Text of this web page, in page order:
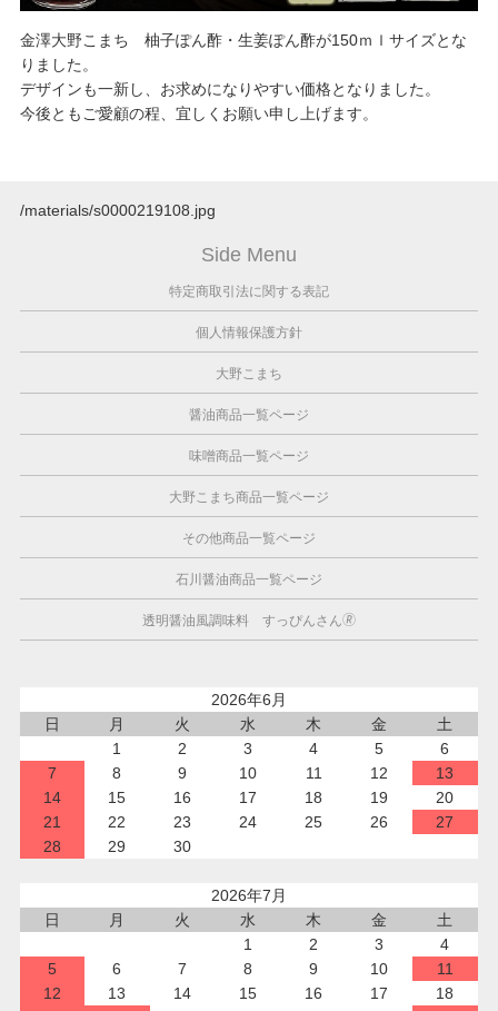
金澤大野こまち 柚子ぽん酢・生姜ぽん酢が150ｍｌサイズとな
りました。
デザインも一新し、お求めになりやすい価格となりました。
今後ともご愛顧の程、宜しくお願い申し上げます。
/materials/s0000219108.jpg
Side Menu
特定商取引法に関する表記
個人情報保護方針
大野こまち
醤油商品一覧ページ
味噌商品一覧ページ
大野こまち商品一覧ページ
その他商品一覧ページ
石川醤油商品一覧ページ
透明醤油風調味料 すっぴんさん🄬
2026年6月
日
月 火 水 木 金
土
1
2 3 4 5
6
7
8 9 10 11 12
13
14
15 16 17 18 19
20
21
22 23 24 25 26
27
28
29 30
2026年7月
日
月 火 水 木 金
土
1
2 3
4
5
6 7 8 9 10
11
12
13 14 15 16 17
18